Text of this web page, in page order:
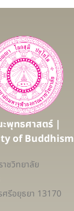
พุทธศาสตร์ |
of Buddhism
ชวิทยาลัย
รีอยุธยา 13170